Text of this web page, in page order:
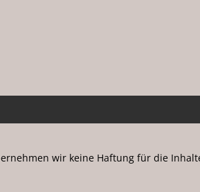
wir keine Haftung für die